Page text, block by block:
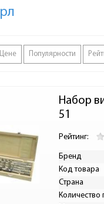
Цене Популярности
Набор
51
Рейтинг:
Бренд
Код товара
Страна
Количество